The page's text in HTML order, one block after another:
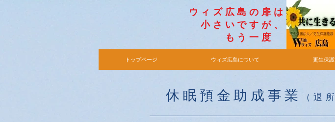
​ウィズ広島の扉は
小さいですが​、
​もう一度
トップページ ウィズ広島について 更生保
休眠預金助成事業 （退